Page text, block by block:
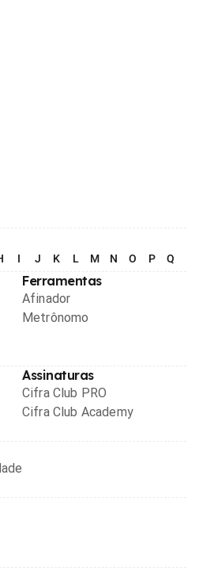
I J K L M N O P Q
Ferramentas
Afinador
Metrônomo
Assinaturas
Cifra Club PRO
Cifra Club Academy